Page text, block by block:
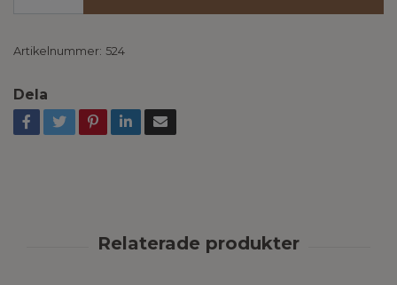
Artikelnummer: 524
Dela